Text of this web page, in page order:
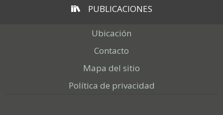
PUBLICACIONES
Ubicación
Contacto
Mapa del sitio
Política de privacidad